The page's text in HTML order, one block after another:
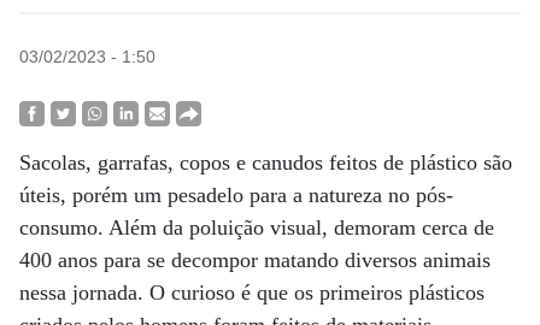
03/02/2023 - 1:50
Sacolas, garrafas, copos e canudos feitos de plástico são
úteis, porém um pesadelo para a natureza no pós-
consumo. Além da poluição visual, demoram cerca de
400 anos para se decompor matando diversos animais
nessa jornada. O curioso é que os primeiros plásticos